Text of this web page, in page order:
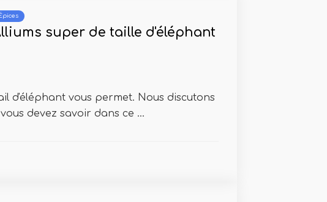
Épices
super de taille d'éléphant
d'éléphant vous permet. Nous discutons
devez savoir dans ce ...